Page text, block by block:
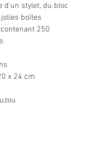
d'un stylet, du bloc
boîtes
250
x 24 cm